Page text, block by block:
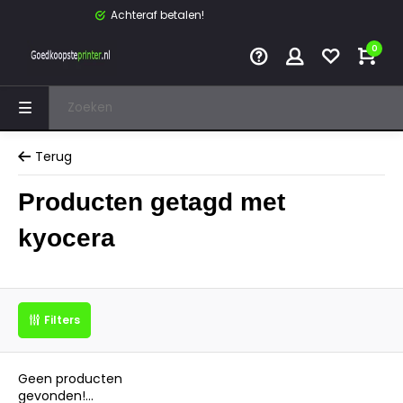
Achteraf betalen!
0
Terug
Producten getagd met
kyocera
Filters
Geen producten
gevonden!...